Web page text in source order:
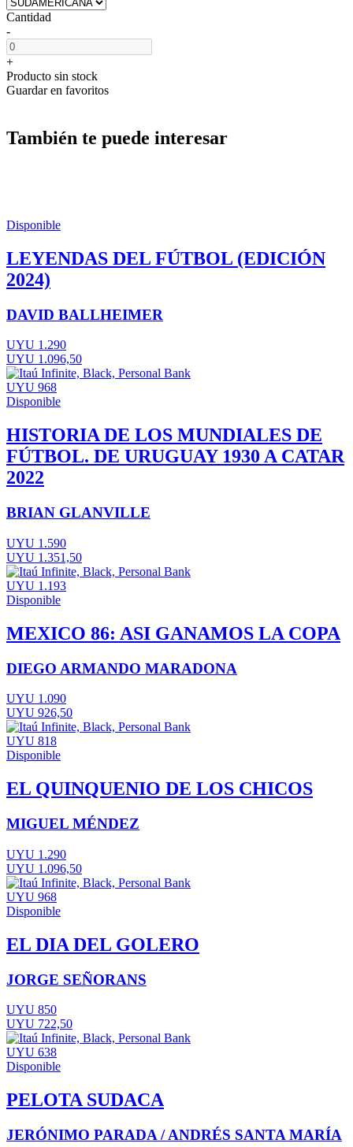
Cantidad
-
+
Producto sin stock
Guardar en favoritos
También te puede interesar
Disponible
LEYENDAS DEL FÚTBOL (EDICIÓN
2024)
DAVID BALLHEIMER
UYU 1.290
UYU 1.096,50
UYU 968
Disponible
HISTORIA DE LOS MUNDIALES DE
FÚTBOL. DE URUGUAY 1930 A CATAR
2022
BRIAN GLANVILLE
UYU 1.590
UYU 1.351,50
UYU 1.193
Disponible
MEXICO 86: ASI GANAMOS LA COPA
DIEGO ARMANDO MARADONA
UYU 1.090
UYU 926,50
UYU 818
Disponible
EL QUINQUENIO DE LOS CHICOS
MIGUEL MÉNDEZ
UYU 1.290
UYU 1.096,50
UYU 968
Disponible
EL DIA DEL GOLERO
JORGE SEÑORANS
UYU 850
UYU 722,50
UYU 638
Disponible
PELOTA SUDACA
JERÓNIMO PARADA / ANDRÉS SANTA MARÍA